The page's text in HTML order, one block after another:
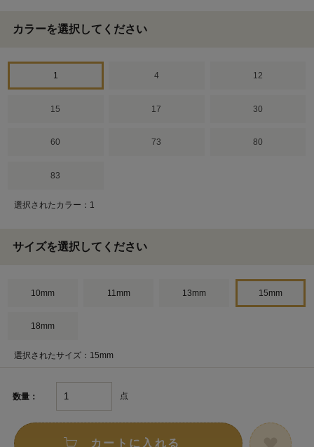
カラーを選択してください
1 4 12
15 17 30
60 73 80
83
選択されたカラー：1
サイズを選択してください
10mm 11mm 13mm 15mm
18mm
選択されたサイズ：15mm
数量： 点
カートに入れる